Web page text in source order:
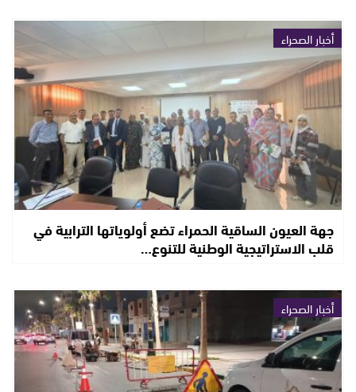
أخبار الصحراء
جهة العيون الساقية الحمراء تضع أولوياتها الترابية في
قلب الاستراتيجية الوطنية للتنوع…
أخبار الصحراء